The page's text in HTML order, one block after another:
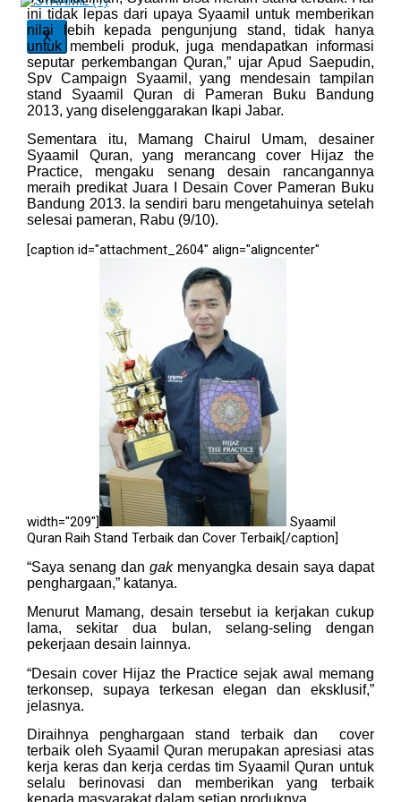
X
ini tidak lepas dari upaya Syaamil untuk memberikan
nilai lebih kepada pengunjung stand, tidak hanya
untuk membeli produk, juga mendapatkan informasi
seputar perkembangan Quran,” ujar Apud Saepudin,
Spv Campaign Syaamil, yang mendesain tampilan
stand Syaamil Quran di Pameran Buku Bandung
2013, yang diselenggarakan Ikapi Jabar.
Sementara itu, Mamang Chairul Umam, desainer
Syaamil Quran, yang merancang cover Hijaz the
Practice, mengaku senang desain rancangannya
meraih predikat Juara I Desain Cover Pameran Buku
Bandung 2013. Ia sendiri baru mengetahuinya setelah
selesai pameran, Rabu (9/10).
[caption id="attachment_2604" align="aligncenter"
width="209"]
Syaamil
Quran Raih Stand Terbaik dan Cover Terbaik[/caption]
“Saya senang dangakmenyangka desain saya dapat
penghargaan,” katanya.
Menurut Mamang, desain tersebut ia kerjakan cukup
lama, sekitar dua bulan, selang-seling dengan
pekerjaan desain lainnya.
“Desain cover Hijaz the Practice sejak awal memang
terkonsep, supaya terkesan elegan dan eksklusif,”
jelasnya.
Diraihnya penghargaan stand terbaik dan cover
terbaik oleh Syaamil Quran merupakan apresiasi atas
kerja keras dan kerja cerdas tim Syaamil Quran untuk
selalu berinovasi dan memberikan yang terbaik